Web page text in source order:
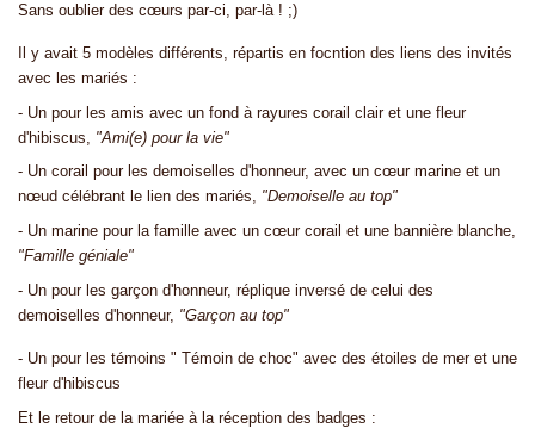
Sans oublier des cœurs par-ci, par-là ! ;)
Il y avait 5 modèles différents, répartis en focntion des liens des invités
avec les mariés :
- Un pour les amis avec un fond à rayures corail clair et une fleur
d'hibiscus, "Ami(e) pour la vie"
- Un corail pour les demoiselles d'honneur, avec un cœur marine et un
nœud célébrant le lien des mariés, "Demoiselle au top"
- Un marine pour la famille avec un cœur corail et une bannière blanche,
"Famille géniale"
- Un pour les garçon d'honneur, réplique inversé de celui des
demoiselles d'honneur, "Garçon au top"
- Un pour les témoins " Témoin de choc" avec des étoiles de mer et une
fleur d'hibiscus
Et le retour de la mariée à la réception des badges :